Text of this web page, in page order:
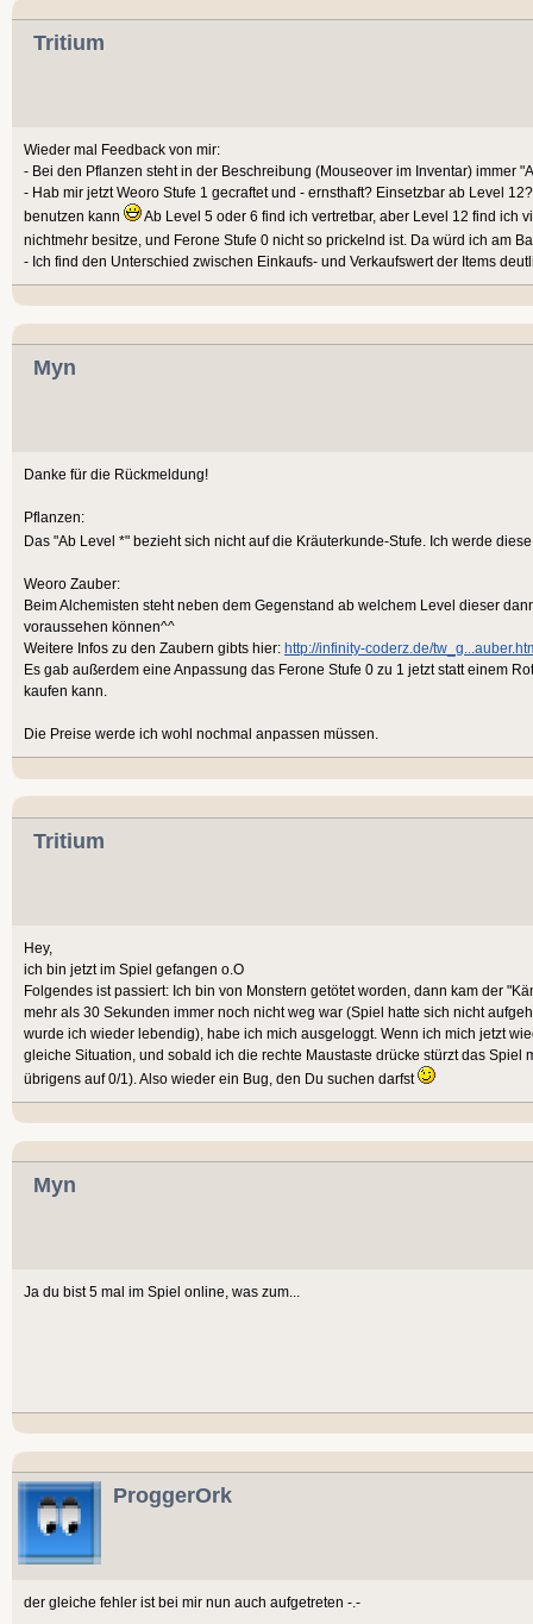
Tritium
Wieder mal Feedback von mir:
- Bei den Pflanzen steht in der Beschreibung (Mouseover im Inventar) immer
- Hab mir jetzt Weoro Stufe 1 gecraftet und - ernsthaft? Einsetzbar ab Level
benutzen kann
Ab Level 5 oder 6 find ich vertretbar, aber Level 12 find ich
nichtmehr besitze, und Ferone Stufe 0 nicht so prickelnd ist. Da würd ich am
- Ich find den Unterschied zwischen Einkaufs- und Verkaufswert der Items
Myn
Danke für die Rückmeldung!
Pflanzen:
Das "Ab Level *" bezieht sich nicht auf die Kräuterkunde-Stufe. Ich werde
Weoro Zauber:
Beim Alchemisten steht neben dem Gegenstand ab welchem Level dieser
voraussehen können^^
Weitere Infos zu den Zaubern gibts hier: http://infinity-coderz.de/
Es gab außerdem eine Anpassung das Ferone Stufe 0 zu 1 jetzt statt einem
kaufen kann.
Die Preise werde ich wohl nochmal anpassen müssen.
Tritium
Hey,
ich bin jetzt im Spiel gefangen o.O
Folgendes ist passiert: Ich bin von Monstern getötet worden, dann kam der
mehr als 30 Sekunden immer noch nicht weg war (Spiel hatte sich nicht
wurde ich wieder lebendig), habe ich mich ausgeloggt. Wenn ich mich jetzt
gleiche Situation, und sobald ich die rechte Maustaste drücke stürzt das Spiel
übrigens auf 0/1). Also wieder ein Bug, den Du suchen darfst
Myn
Ja du bist 5 mal im Spiel online, was zum...
ProggerOrk
der gleiche fehler ist bei mir nun auch aufgetreten -.-